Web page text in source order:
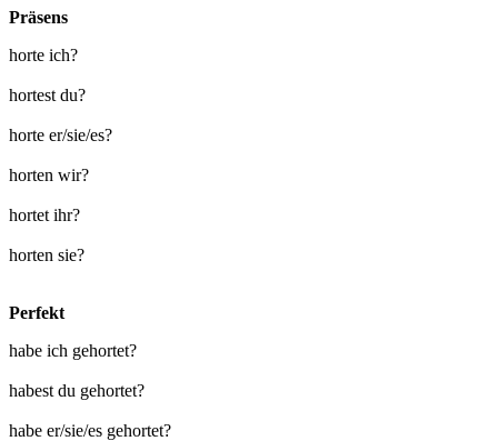
Präsens
horte ich?
hortest du?
horte er/sie/es?
horten wir?
hortet ihr?
horten sie?
Perfekt
habe ich gehortet?
habest du gehortet?
habe er/sie/es gehortet?